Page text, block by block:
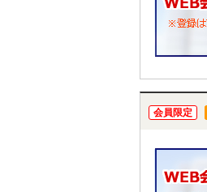
会員限定